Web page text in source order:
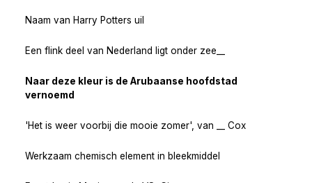
Naam van Harry Potters uil
Een flink deel van Nederland ligt onder zee__
Naar deze kleur is de Arubaanse hoofdstad
vernoemd
'Het is weer voorbij die mooie zomer', van __ Cox
Werkzaam chemisch element in bleekmiddel